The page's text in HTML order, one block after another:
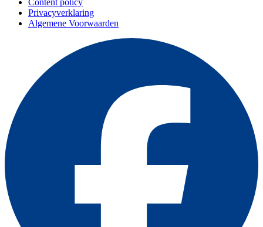
Content policy
Privacyverklaring
Algemene Voorwaarden